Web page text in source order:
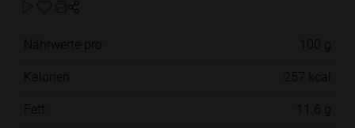
Nährwerte pro
100 g
Kalorien
257 kcal
Fett
11.6 g